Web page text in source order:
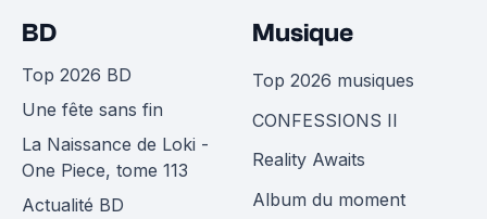
BD
Top 2026 BD
Une fête sans fin
La Naissance de Loki -
One Piece, tome 113
Actualité BD
Musique
Top 2026 musiques
CONFESSIONS II
Reality Awaits
Album du moment